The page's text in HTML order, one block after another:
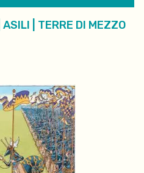
ASILI TERRE DI MEZZO